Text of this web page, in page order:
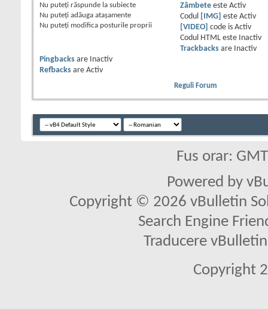
Nu puteţi răspunde la subiecte
Nu puteţi adăuga ataşamente
Nu puteţi modifica posturile proprii
Zâmbeteeste Activ
Codul
[IMG] este Activ
[VIDEO] code is Activ
Codul HTML este
Inactiv
Trackbacksare
Inactiv
Pingbacks are
Inactiv
Refbacks are Activ
Reguli Forum
Fus orar:
Powered by
Copyright © 2026 vBulletin
Search Engine
Traducere
Copyright